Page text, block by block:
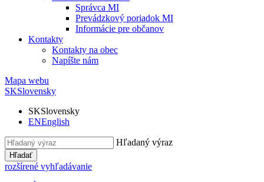
Správca MI
Prevádzkový poriadok MI
Informácie pre občanov
Kontakty
Kontakty na obec
Napíšte nám
Mapa webu
SKSlovensky
SKSlovensky
ENEnglish
Hľadaný výraz
Hľadať
rozšírené vyhľadávanie